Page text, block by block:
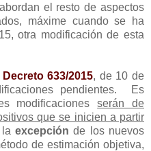
el resto de aspectos
máxime cuando se ha
otra modificación de esta
Decreto 633/2015, de 10 de
pendientes. Es
modificacionesserán de
que se inicien a partir
laexcepción de los nuevos
de estimación objetiva,